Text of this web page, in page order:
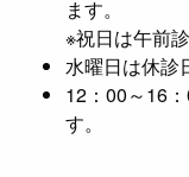
ます。
※祝日は午前
水曜日は休診
12：00～16
す。